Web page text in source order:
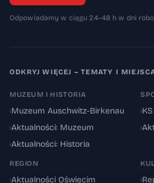
Odpowiadamy w ciągu 24–48 h w dni
ODKRYJ WIĘCEJ – TEMATY I
MUZEUM I HISTORIA
›Muzeum Auschwitz-Birkenau
›Aktualności: Muzeum
›Aktualności: Historia
›
›
REGION
›Aktualności Oświęcim ›